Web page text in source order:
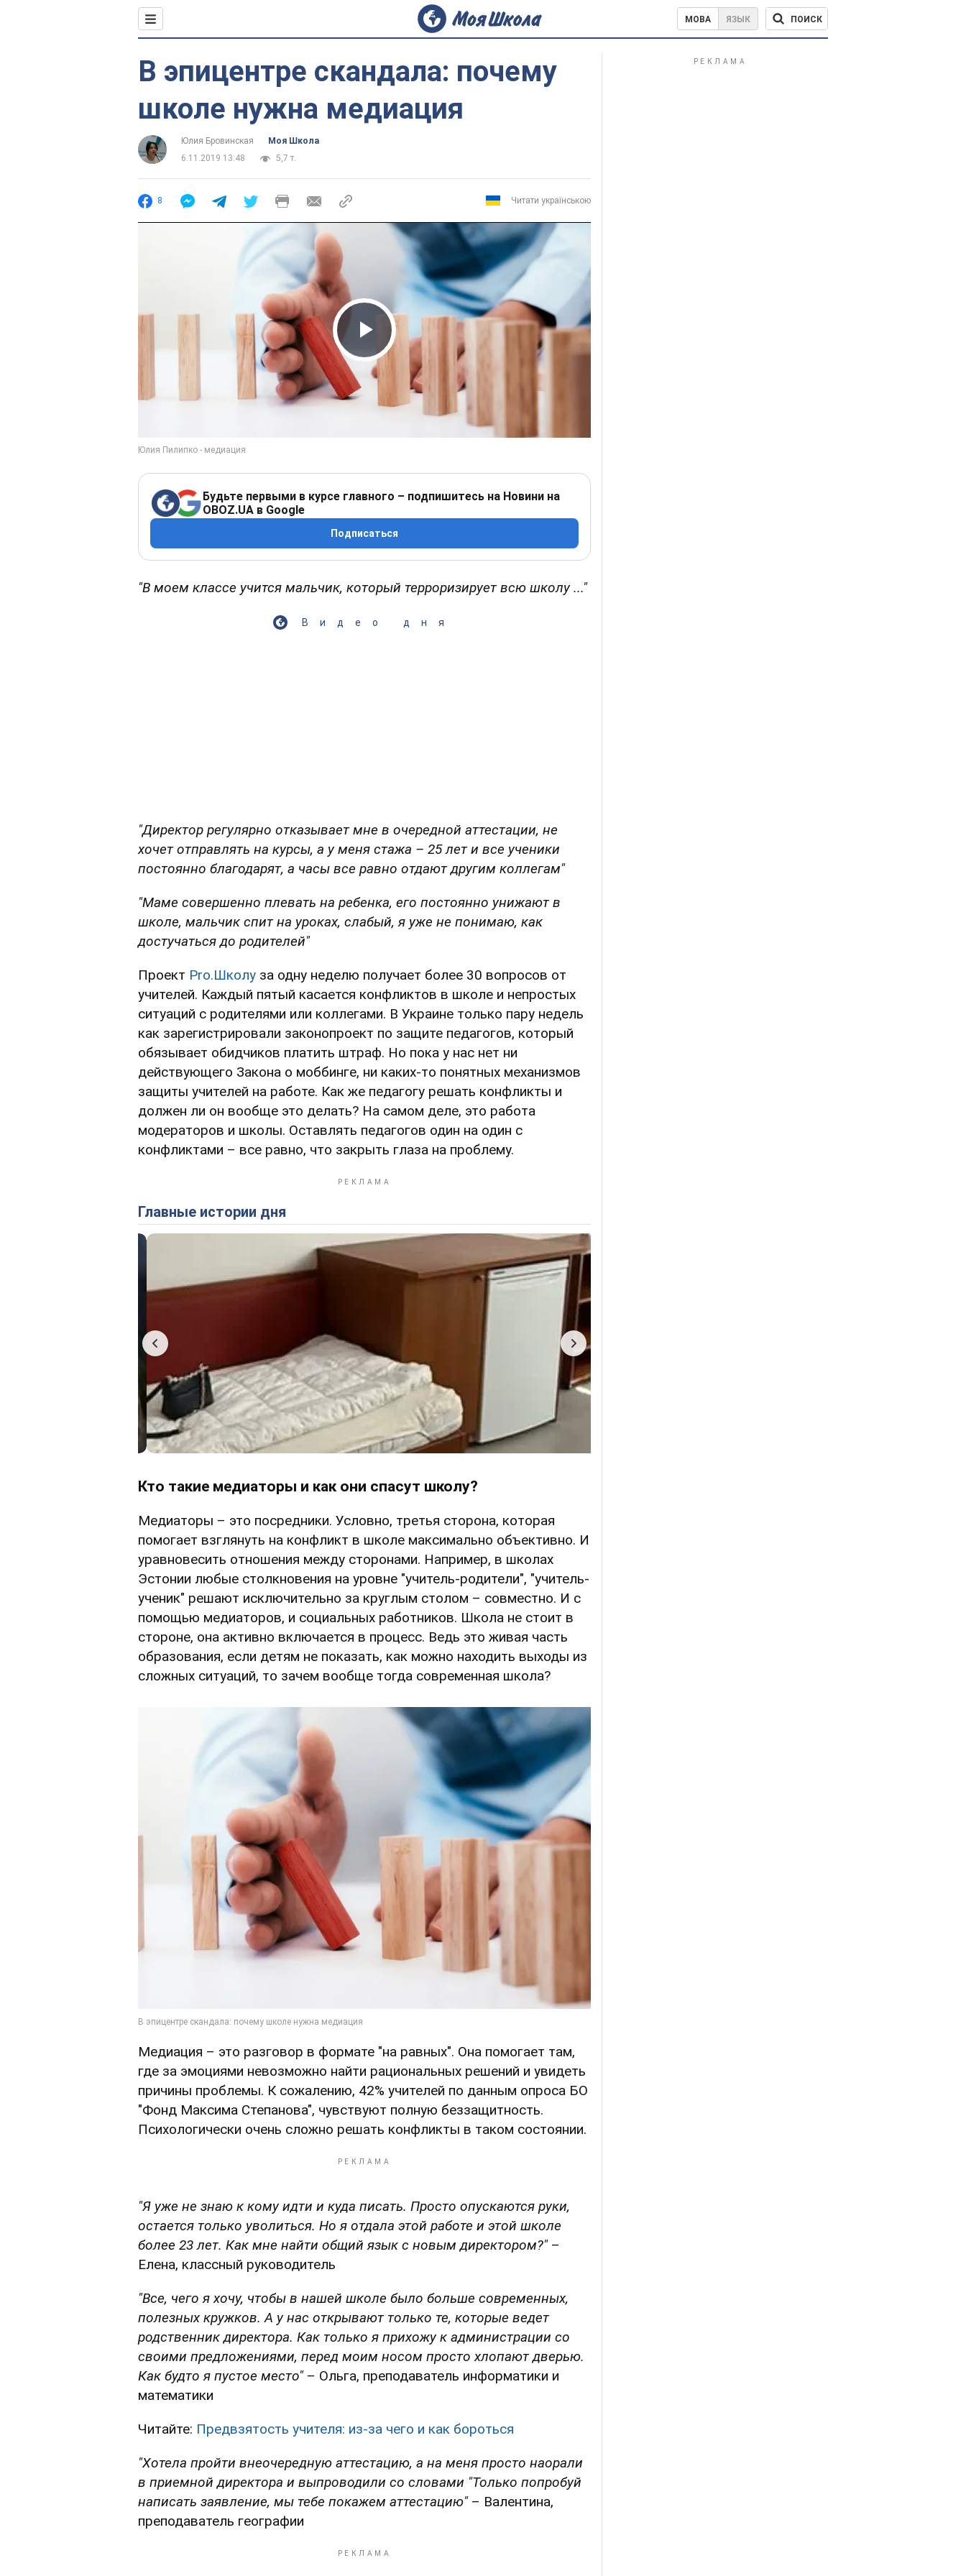
МОВА ЯЗЫК ПОИСК
В эпицентре скандала: почему
школе нужна медиация
Юлия Бровинская
Моя Школа
6.11.2019 13:48
5,7 т.
8 Читати українською
Play Video
Будьте первыми в курсе главного – подпишитесь на Новини на
OBOZ.UA в Google
Подписаться
"В моем классе учится мальчик, который терроризирует всю школу ..."
Видео дня
"Директор регулярно отказывает мне в очередной аттестации, не
хочет отправлять на курсы, а у меня стажа – 25 лет и все ученики
постоянно благодарят, а часы все равно отдают другим коллегам"
"Маме совершенно плевать на ребенка, его постоянно унижают в
школе, мальчик спит на уроках, слабый, я уже не понимаю, как
достучаться до родителей"
Проект Pro.Школу за одну неделю получает более 30 вопросов от
учителей. Каждый пятый касается конфликтов в школе и непростых
ситуаций с родителями или коллегами. В Украине только пару недель
как зарегистрировали законопроект по защите педагогов, который
обязывает обидчиков платить штраф. Но пока у нас нет ни
действующего Закона о моббинге, ни каких-то понятных механизмов
защиты учителей на работе. Как же педагогу решать конфликты и
должен ли он вообще это делать? На самом деле, это работа
модераторов и школы. Оставлять педагогов один на один с
конфликтами – все равно, что закрыть глаза на проблему.
Главные истории дня
Кто такие медиаторы и как они спасут школу?
Медиаторы – это посредники. Условно, третья сторона, которая
помогает взглянуть на конфликт в школе максимально объективно. И
уравновесить отношения между сторонами. Например, в школах
Эстонии любые столкновения на уровне "учитель-родители", "учитель-
ученик" решают исключительно за круглым столом – совместно. И с
помощью медиаторов, и социальных работников. Школа не стоит в
стороне, она активно включается в процесс. Ведь это живая часть
образования, если детям не показать, как можно находить выходы из
сложных ситуаций, то зачем вообще тогда современная школа?
Медиация – это разговор в формате "на равных". Она помогает там,
где за эмоциями невозможно найти рациональных решений и увидеть
причины проблемы. К сожалению, 42% учителей по данным опроса БО
"Фонд Максима Степанова", чувствуют полную беззащитность.
Психологически очень сложно решать конфликты в таком состоянии.
"Я уже не знаю к кому идти и куда писать. Просто опускаются руки,
остается только уволиться. Но я отдала этой работе и этой школе
более 23 лет. Как мне найти общий язык с новым директором?"–
Елена, классный руководитель
"Все, чего я хочу, чтобы в нашей школе было больше современных,
полезных кружков. А у нас открывают только те, которые ведет
родственник директора. Как только я прихожу к администрации со
своими предложениями, перед моим носом просто хлопают дверью.
Как будто я пустое место"– Ольга, преподаватель информатики и
математики
Читайте: Предвзятость учителя: из-за чего и как бороться
"Хотела пройти внеочередную аттестацию, а на меня просто наорали
в приемной директора и выпроводили со словами "Только попробуй
написать заявление, мы тебе покажем аттестацию" – Валентина,
преподаватель географии